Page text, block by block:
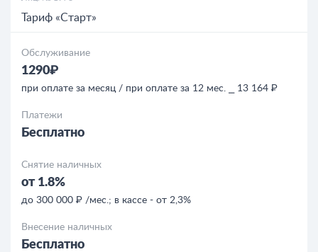
Тариф «Старт»
Обслуживание
1290₽
при оплате за месяц / при оплате за 12 мес. ⎯ 13 164 ₽
Платежи
Бесплатно
Снятие наличных
от 1.8%
до 300 000 ₽ /мес.; в кассе - от 2,3%
Внесение наличных
Бесплатно